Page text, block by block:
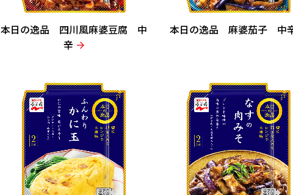
本日の逸品 四川風麻婆豆腐 中
辛
本日の逸品 麻婆茄子 中